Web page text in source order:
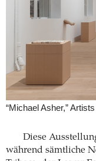
“Michael Asher,”
Diese
während sämtliche